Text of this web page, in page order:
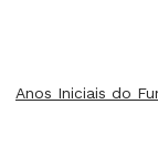
Anos Iniciais do